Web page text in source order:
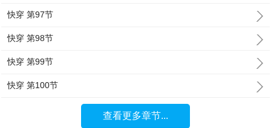
快穿 第97节
快穿 第98节
快穿 第99节
快穿 第100节
查看更多章节...